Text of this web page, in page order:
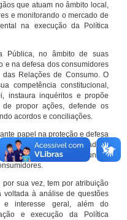
que atuam no âmbito local,
e monitorando o mercado de
na execução da Política
Pública, no âmbito de suas
e na defesa dos consumidores
Relações de Consumo. O
competência constitucional,
instaura inquéritos e propõe
de propor ações, defende os
acordos e conciliações.
papel na proteção e defesa
organizado de cidadãos
registrada e com função
sua vez, tem por atribuição
voltada à análise de questões
e interesse geral, além do
e execução da Política